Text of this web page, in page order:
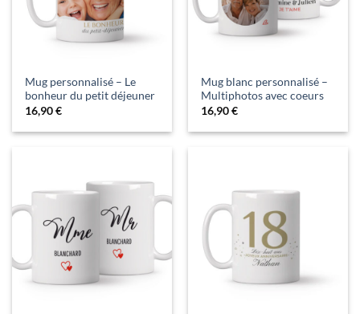
Mug personnalisé – Le
bonheur du petit déjeuner
16,90€
Mug blanc personnalisé –
Multiphotos avec coeurs
16,90€